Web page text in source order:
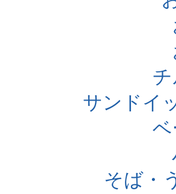
サンドイ
そば・